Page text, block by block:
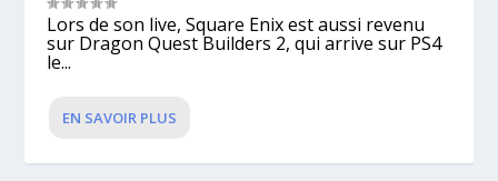
Lors de son live, Square Enix est aussi revenu
sur Dragon Quest Builders 2, qui arrive sur PS4
le...
EN SAVOIR PLUS